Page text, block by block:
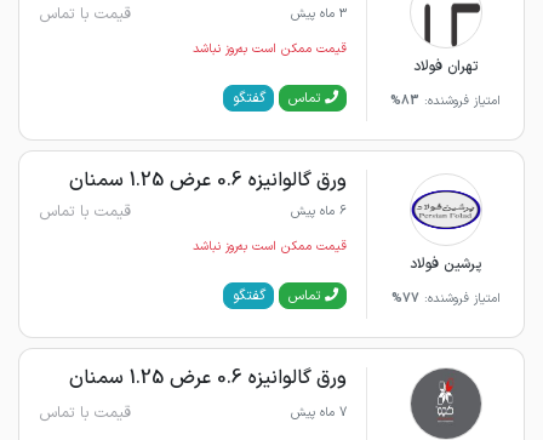
تهران فولاد
امتیاز فروشنده: 83%
3 ماه پیش قیمت با تماس
قیمت ممکن است به‌روز نباشد
تماس گفتگو
پرشین فولاد
امتیاز فروشنده: 77%
ورق گالوانیزه 0.6 عرض 1.25 سمنان
6 ماه پیش قیمت با تماس
قیمت ممکن است به‌روز نباشد
تماس گفتگو
ورق گالوانیزه 0.6 عرض 1.25 سمنان
7 ماه پیش قیمت با تماس